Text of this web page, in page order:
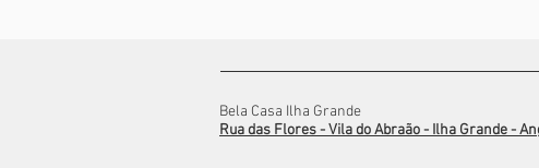
Bela Casa Ilha Grande
Rua das Flores - Vila doAbraão- Ilha Grande -